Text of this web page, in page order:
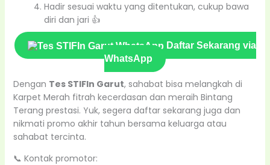
Hadir sesuai waktu yang ditentukan, cukup bawa
diri dan jari 👍
Daftar Sekarang via
WhatsApp
Dengan Tes STIFIn Garut, sahabat bisa melangkah di
Karpet Merah fitrah kecerdasan dan meraih Bintang
Terang prestasi. Yuk, segera daftar sekarang juga dan
nikmati promo akhir tahun bersama keluarga atau
sahabat tercinta.
📞 Kontak promotor: